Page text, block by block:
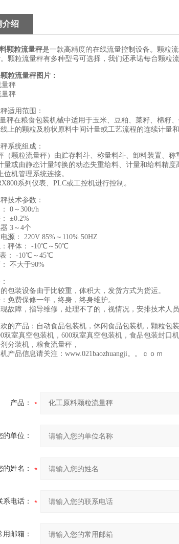
介绍
颗粒流量秤是一款高精度的在线流量控制设备。颗粒
颗粒流量秤有多种型号可选择，我们还承诺每台颗粒
粒流量秤图片：
适用范围：
秤在粮食包装机械中适用于玉米、豆粕、菜籽、棉籽
上的颗粒及粉状原料中间计量或工艺流程的连续计量
系统组成：
（颗粒流量秤）由贮存料斗、称量料斗、卸料装置、
量或由静态计量转换的动态失重给料、计量和给料精度
位机管理系统连接。
系列仪表、PLC或工控机进行控制。
技术参数：
0～300t/h
±0.2%
3～4个
源： 220V 85%～110% 50HZ
秤体： -10℃～50℃
-10℃～45℃
不大于90%
包装设备由于比较重，体积大，发货方式为货运。
免费保修一年，终身，终身维护。
故障，指导维修，处理不了的，视情况，安排技术人
的产品：自动食品包装机，休闲食品包装机，颗粒包
双室真空包装机，600双室真空包装机，食品包装封
分装机，粮食流量秤，
产品信息请关注：www.021baozhuangji。。ｃｏｍ
产品：
的单位：
的姓名：
系电话：
用邮箱：